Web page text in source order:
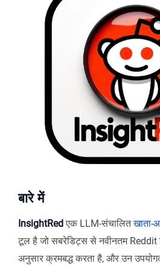
बारे में
InsightRedएक LLM-संचालितखाता-
टूल है जो सबरेडिट्स से नवीनतम Reddit
अनुसार क्रमबद्ध करता है, और उन